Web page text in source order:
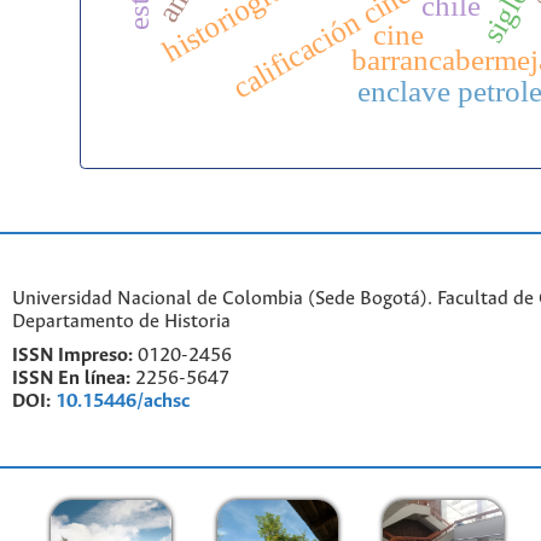
cine
enclave
Universidad Nacional de Colombia (Sede Bogotá). Facultad de
Departamento de Historia
ISSN Impreso: 0120-2456
ISSN En línea: 2256-5647
DOI: 10.15446/achsc